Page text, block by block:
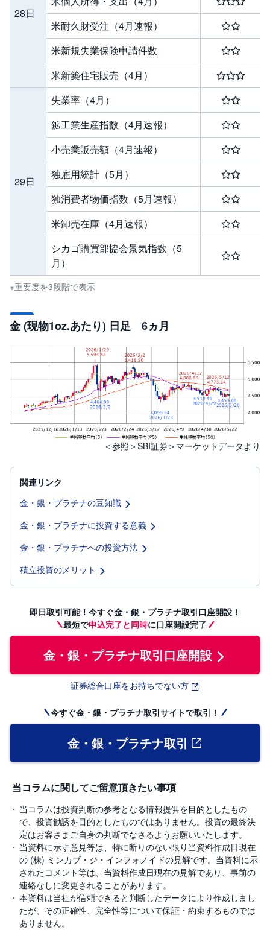
28日
米耐久財受注（4月速報）
米新規失業保険申請件数
米新築住宅販売（4月）
29日
失業率（4月）
鉱工業生産指数（4月速報）
小売業販売額（4月速報）
独雇用統計（5月）
独消費者物価指数（5月速報）
米卸売在庫（4月速報）
シカゴ購買部協会景気指数（5
月）
※重要度を3段階で表示
金 (現物1oz.あたり) 日足 6ヵ月
＜参照＞SBI証券＞マーケットデータより
関連リンク
金・銀・プラチナの豆知識
金・銀・プラチナに投資する意義
金・銀・プラチナへの投資方法
積立投資のメリット
即日取引可能！今すぐ金・銀・プラチナ取引口座開設！
最短で申込完了と同時に口座開設完了
金・銀・プラチナ取引口座開設
証券総合口座をお持ちでない方
今すぐ金・銀・プラチナ取引サイトで取引！
金・銀・プラチナ取引
当コラムに関してご留意頂きたい事項
当コラムは投資判断の参考となる情報提供を目的としたもの
で、投資勧誘を目的としたものではありません。投資の最終決
定はお客さまご自身の判断でなさるようお願いいたします。
当資料に示す意見等は、特に断りのない限り当資料作成日現在
の (株) ミンカブ・ジ・インフォノイドの見解です。当資料に示
されたコメント等は、当資料作成日現在の見解であり、事前の
連絡なしに変更されることがあります。
本資料は当社が信頼できると判断したデータにより作成しまし
たが、その正確性、完全性等について保証・約束するものでは
ありません。